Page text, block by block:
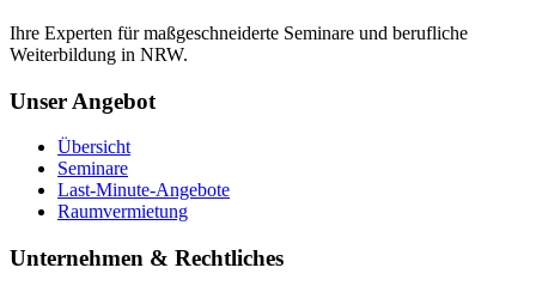
Ihre Experten für maßgeschneiderte Seminare und berufliche
Weiterbildung in NRW.
Unser Angebot
Übersicht
Seminare
Last-Minute-Angebote
Raumvermietung
Unternehmen & Rechtliches